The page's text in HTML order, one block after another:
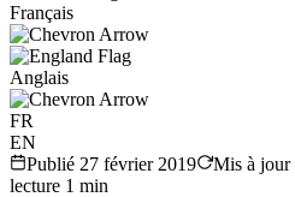
Français
Anglais
FR
EN
Publié 27 février 2019 Mis à jour
lecture 1 min